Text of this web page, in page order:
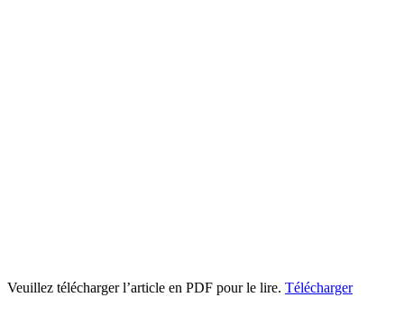
Veuillez télécharger l’article en PDF pour le lire. Télécharger